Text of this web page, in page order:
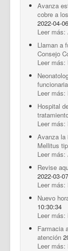
Avanza
cobre a
2022-04-
Leer más:
Llaman a
Consejo
Leer más:
funcionaria
Leer más:
Hospital
Leer más:
Avanza la
Mellitus
Leer más:
Revise
2022-03-
Leer más:
Nuevo
10:30:34
Leer más:
Farmacia
atención
Leer más: